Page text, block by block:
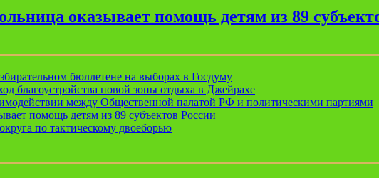
оказывает помощь детям из 89
бюллетене на выборах в Госдуму
благоустройства новой зоны отдыха в Джейрахе
между Общественной палатой РФ и политическими партиями
помощь детям из 89 субъектов России
по тактическому двоеборью